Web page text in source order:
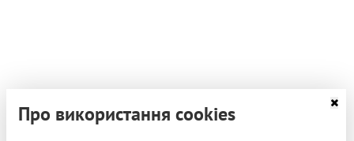
Про використання cookies